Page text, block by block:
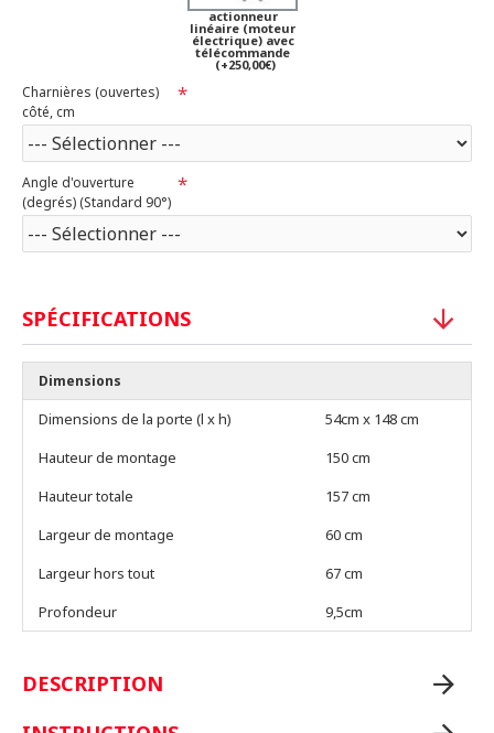
actionneur
linéaire (moteur
électrique) avec
télécommande
(+250,00€)
Charnières (ouvertes)
côté, cm
Angle d'ouverture
(degrés) (Standard 90°)
SPÉCIFICATIONS
Dimensions
Dimensions de la porte (l x h)
54cm x 148 cm
Hauteur de montage
150 cm
Hauteur totale
157 cm
Largeur de montage
60 cm
Largeur hors tout
67 cm
Profondeur
9,5cm
DESCRIPTION